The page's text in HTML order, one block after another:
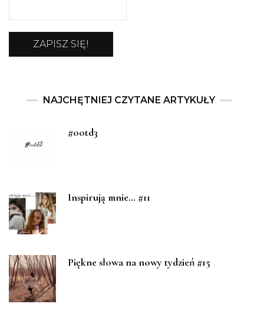
NAJCHĘTNIEJ CZYTANE ARTYKUŁY
#ootd3
Inspirują mnie… #11
Piękne słowa na nowy tydzień #15